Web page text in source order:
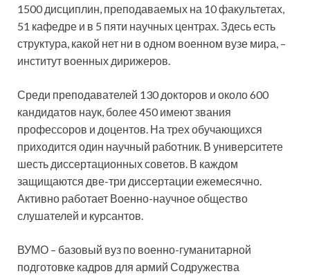
1500 дисциплин, преподаваемых на 10 факультетах,
51 кафедре и в 5 пяти научных центрах. Здесь есть
структура, какой нет ни в одном военном вузе мира, –
институт военных дирижеров.
Среди преподавателей 130 докторов и около 600
кандидатов наук, более 450 имеют звания
профессоров и доцентов. На трех обучающихся
приходится один научный работник. В университете
шесть диссертационных советов. В каждом
защищаются две-три диссертации ежемесячно.
Активно работает Военно-научное общество
слушателей и курсантов.
ВУМО – базовый вуз по военно-гуманитарной
подготовке кадров для армий Содружества